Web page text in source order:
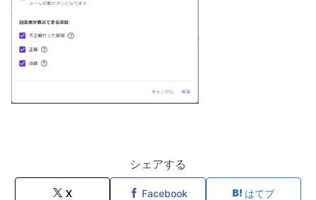
シェアする
X Facebook はてブ